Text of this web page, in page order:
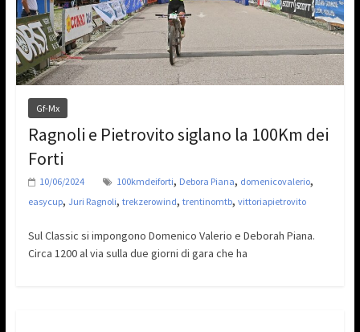
Gf-Mx
Ragnoli e Pietrovito siglano la 100Km dei
Forti
10/06/2024 100kmdeiforti, Debora Piana, domenicovalerio,
easycup, Juri Ragnoli, trekzerowind, trentinomtb, vittoriapietrovito
Sul Classic si impongono Domenico Valerio e Deborah Piana.
Circa 1200 al via sulla due giorni di gara che ha